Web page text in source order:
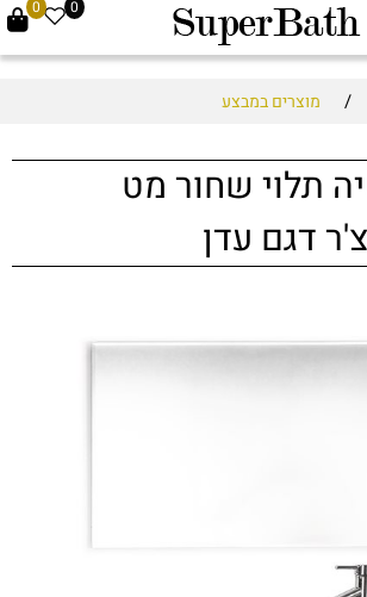
0 0
/ מוצרים במבצע
תלוי שחור מט
דגם עדן